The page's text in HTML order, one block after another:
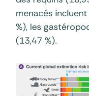
menacés
%), les
(13,47 %).